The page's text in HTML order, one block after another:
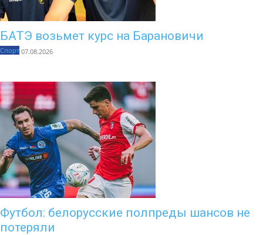
БАТЭ возьмет курс на Барановичи
Спорт 07.08.2026
Футбол: белорусские полпреды шансов не
потеряли